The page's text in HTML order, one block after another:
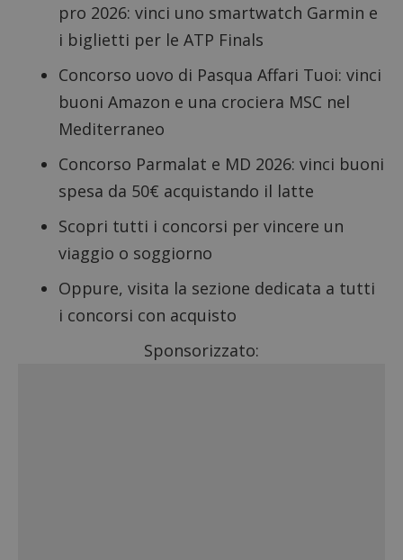
pro 2026: vinci uno smartwatch Garmin e
i biglietti per le ATP Finals
Concorso uovo di Pasqua Affari Tuoi: vinci
buoni Amazon e una crociera MSC nel
Mediterraneo
Concorso Parmalat e MD 2026: vinci buoni
spesa da 50€ acquistando il latte
Scopri tutti i concorsi per vincere un
viaggio o soggiorno
Oppure, visita la sezione dedicata a tutti
i concorsi con acquisto
Sponsorizzato: